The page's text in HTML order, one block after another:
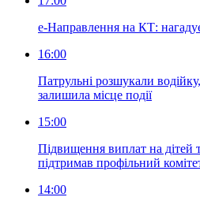
е-Направлення на КТ:
16:00
Патрульні розшукали
залишила місце події
15:00
Підвищення виплат на дітей
підтримав профільний
14:00